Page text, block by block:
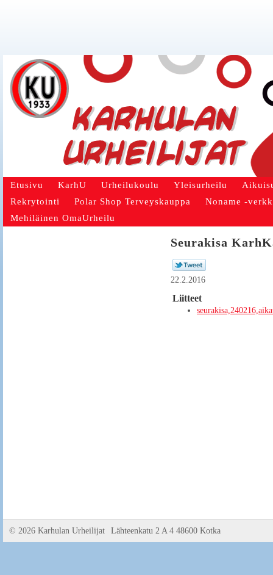
Etusivu KarhU Urheilukoulu Yleisurheilu
Rekrytointi
Polar Shop Terveyskauppa
Noname -
Mehiläinen OmaUrheilu
Seurakisa
22.2.2016
Liitteet
© 2026 Karhulan Urheilijat Lähteenkatu 2 A 4 48600 Kotka